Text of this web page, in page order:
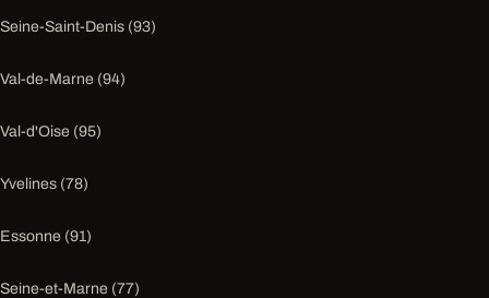
Seine-Saint-Denis (93)
Val-de-Marne (94)
Val-d'Oise (95)
Yvelines (78)
Essonne (91)
Seine-et-Marne (77)